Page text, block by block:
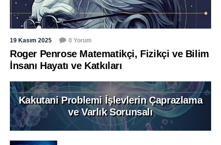
19 Kasım 2025 0 Yorum
Roger Penrose Matematikçi, Fizikçi ve Bilim
İnsanı Hayatı ve Katkıları
Kakutani Problemi İşlevlerin Çaprazlama
ve Varlık Sorunsalı